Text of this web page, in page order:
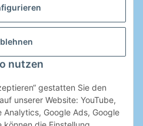
nutzen
gestatten Sie den
unserer Website: YouTube,
Analytics, Google Ads, Google